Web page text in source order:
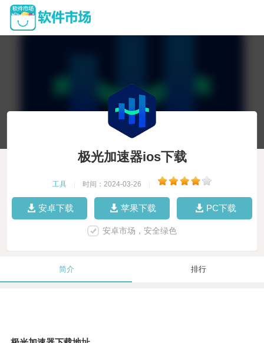
极光加速器ios下载
工具 时间：2024-03-26
安卓下载 苹果下载 PC下载
安卓市场，安全绿色
简介 排行